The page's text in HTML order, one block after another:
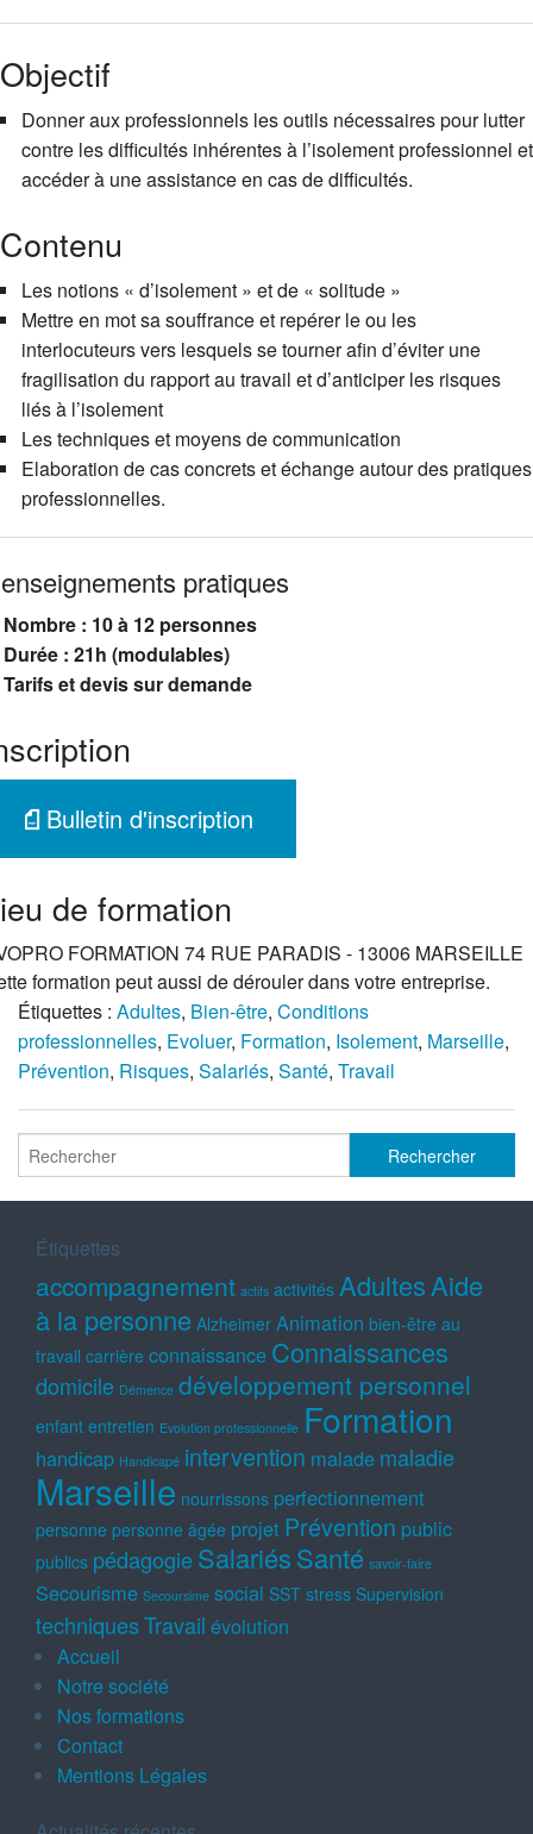
Objectif
Donner aux professionnels les outils nécessaires pour lutter
contre les difficultés inhérentes à l’isolement professionnel et
accéder à une assistance en cas de difficultés.
Contenu
Les notions « d’isolement » et de « solitude »
Mettre en mot sa souffrance et repérer le ou les
interlocuteurs vers lesquels se tourner afin d’éviter une
fragilisation du rapport au travail et d’anticiper les risques
liés à l’isolement
Les techniques et moyens de communication
Elaboration de cas concrets et échange autour des pratiques
professionnelles.
pratiques
Nombre : 10 à 12 personnes
Durée : 21h (modulables)
Tarifs et devis sur demande
Bulletin d'inscription
de formation
FORMATION 74 RUE PARADIS - 13006 MARSEILLE
formation peut aussi de dérouler dans votre entreprise.
Étiquettes : Adultes, Bien-être, Conditions
professionnelles, Evoluer, Formation, Isolement, Marseille,
Prévention, Risques, Salariés, Santé, Travail
Étiquettes
accompagnement actifs activités AdultesAide
à la personne Alzheimer Animation bien-être au
travail carrière connaissance Connaissances
domicile Démence développement personnel
enfant entretien Evolution professionnelle Formation
handicap Handicapé intervention malade maladie
Marseille nourrissons perfectionnement
personne personne âgée projet Prévention public
publics pédagogieSalariésSanté savoir-faire
Secourisme Secoursime social SST stress Supervision
techniquesTravail évolution
Accueil
Notre société
Nos formations
Contact
Mentions Légales